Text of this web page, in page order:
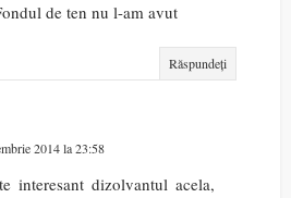
de ten nu l-am avut
Răspundeți
2014 la 23:58
interesant dizolvantul acela,